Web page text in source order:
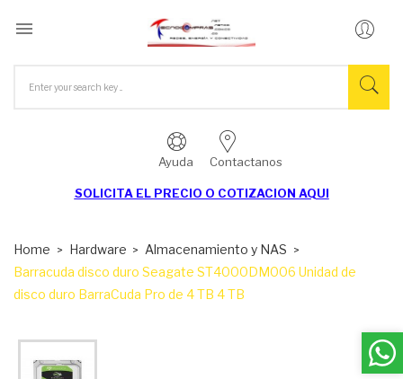

Ayuda Contactanos
SOLICITA EL PRECIO O COTIZACION AQUI
Home Hardware
Almacenamiento y NAS
Barracuda disco duro Seagate ST4000DM006 Unidad de
disco duro BarraCuda Pro de 4 TB 4 TB